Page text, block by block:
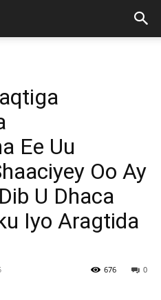
Ee Uu
Oo Ay
U Dhaca
Iyo Aragtida
0
676